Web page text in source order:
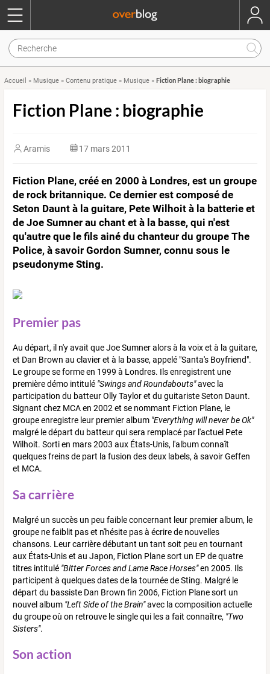
Accueil » Musique » Contenu pratique » Musique » Fiction Plane : biographie
Fiction Plane : biographie
Aramis 17 mars 2011
Fiction Plane, créé en 2000 à Londres, est un groupe
de rock britannique. Ce dernier est composé de
Seton Daunt à la guitare, Pete Wilhoit à la batterie et
de Joe Sumner au chant et à la basse, qui n'est
qu'autre que le fils ainé du chanteur du groupe The
Police, à savoir Gordon Sumner, connu sous le
pseudonyme Sting.
Premier pas
Au départ, il n'y avait que Joe Sumner alors à la voix et à la guitare,
et Dan Brown au clavier et à la basse, appelé "Santa's Boyfriend".
Le groupe se forme en 1999 à Londres. Ils enregistrent une
première démo intitulé "Swings and Roundabouts"avec la
participation du batteur Olly Taylor et du guitariste Seton Daunt.
Signant chez MCA en 2002 et se nommant Fiction Plane, le
groupe enregistre leur premier album "Everything will never be Ok"
malgré le départ du batteur qui sera remplacé par l'actuel Pete
Wilhoit. Sorti en mars 2003 aux États-Unis, l'album connaît
quelques freins de part la fusion des deux labels, à savoir Geffen
et MCA.
Sa carrière
Malgré un succès un peu faible concernant leur premier album, le
groupe ne faiblit pas et n'hésite pas à écrire de nouvelles
chansons. Leur carrière débutant un tant soit peu en tournant
aux États-Unis et au Japon, Fiction Plane sort un EP de quatre
titres intitulé "Bitter Forces and Lame Race Horses"en 2005. Ils
participent à quelques dates de la tournée de Sting. Malgré le
départ du bassiste Dan Brown fin 2006, Fiction Plane sort un
nouvel album "Left Side of the Brain"avec la composition actuelle
du groupe où on retrouve le single qui les a fait connaître, "Two
Sisters".
Son action